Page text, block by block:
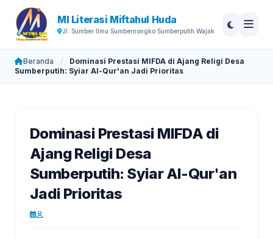
MI Literasi Miftahul Huda
Jl. Sumber Ilmu Sumbernongko Sumberputih Wajak
Beranda /
Dominasi Prestasi MIFDA di Ajang Religi Desa
Sumberputih: Syiar Al-Qur'an Jadi Prioritas
Dominasi Prestasi MIFDA di
Ajang Religi Desa
Sumberputih: Syiar Al-Qur'an
Jadi Prioritas